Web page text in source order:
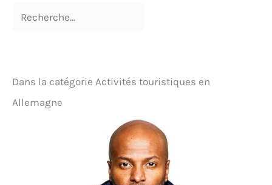
Elle offre à la fois un bon maintien et une grande
de pied européennes. Un espace plus important est
réservé aux orteils à l'intérieur de la chaussure afin
de réduire l'inconfort lié à la compression des
laçage:les œillets traditionnels associés à des
boucles métalliques permettent un réglage flexible
de l'étanchéité, améliorant l'ajustement
enveloppant et le soutien sur le cou-de-pied.
Dans la catégorie Activités touristiques en
Allemagne